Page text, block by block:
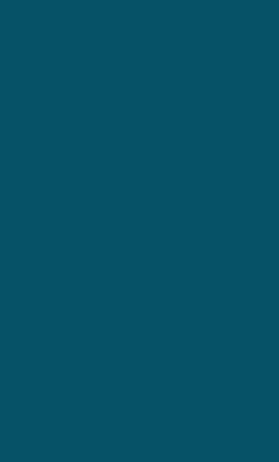
de radio, Cerrito 475, Montevideo,
Mendoza, Argentina, con una